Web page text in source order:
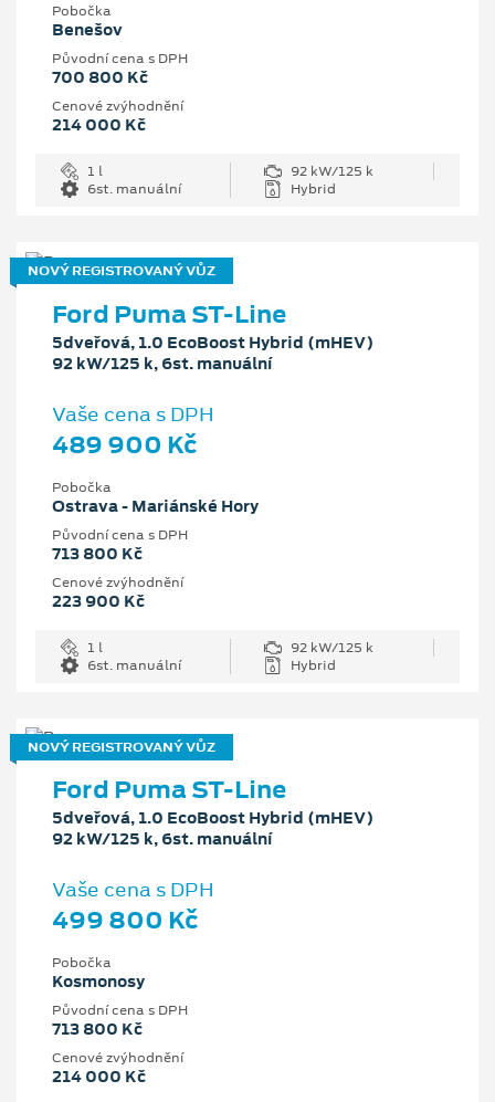
Pobočka
Benešov
Původní cena s DPH
700 800 Kč
Cenové zvýhodnění
214 000 Kč
1 l
92 kW/125 k
6st. manuální
Hybrid
NOVÝ REGISTROVANÝ VŮZ
Ford Puma ST-Line
5dveřová, 1.0 EcoBoost Hybrid (mHEV)
92 kW/125 k, 6st. manuální
Vaše cena s DPH
489 900 Kč
Pobočka
Ostrava - Mariánské Hory
Původní cena s DPH
713 800 Kč
Cenové zvýhodnění
223 900 Kč
1 l
92 kW/125 k
6st. manuální
Hybrid
NOVÝ REGISTROVANÝ VŮZ
Ford Puma ST-Line
5dveřová, 1.0 EcoBoost Hybrid (mHEV)
92 kW/125 k, 6st. manuální
Vaše cena s DPH
499 800 Kč
Pobočka
Kosmonosy
Původní cena s DPH
713 800 Kč
Cenové zvýhodnění
214 000 Kč